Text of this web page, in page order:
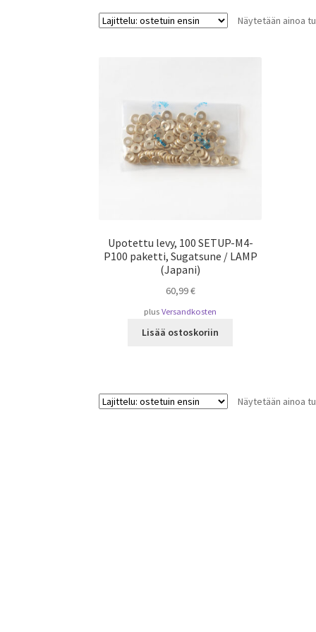
Näytetään ainoa
Upotettu levy, 100 SETUP-M4-
P100 paketti, Sugatsune / LAMP
(Japani)
60,99€
plusVersandkosten
Lisää ostoskoriin
Näytetään ainoa